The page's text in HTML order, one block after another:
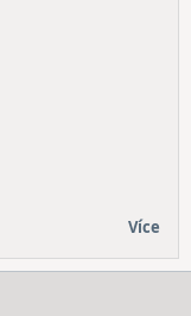
Více